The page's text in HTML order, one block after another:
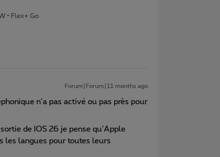
• Flex+ Go
Forum|Forum|11 months ago
n’a pas activé ou pas près pour
de IOS 26 je pense qu’Apple
les langues pour toutes leurs